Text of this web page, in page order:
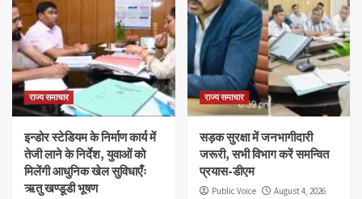
राज्य समाचार
इन्डोर स्टेडियम के निर्माण कार्य में
तेजी लाने के निर्देश, युवाओं को
मिलेंगी आधुनिक खेल सुविधाएँः
ऋतु खण्डूडी भूषण
राज्य समाचार
सड़क सुरक्षा में जनभागीदारी
जरूरी, सभी विभाग करें समन्वित
प्रयास-डीएम
Public Voice August 4, 2026